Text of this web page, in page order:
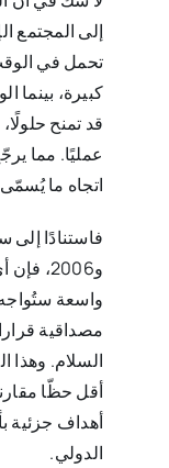
إلى المجتمع
تحمل في
كبيرة، بينما
قد تمنح
عمليًا. مما
اتجاه ما يُسمّى
و2006،
واسعة ستُواجه
مصداقية
السلام. وهذا
أقل حظّا
أهداف جزئية
الدولي.